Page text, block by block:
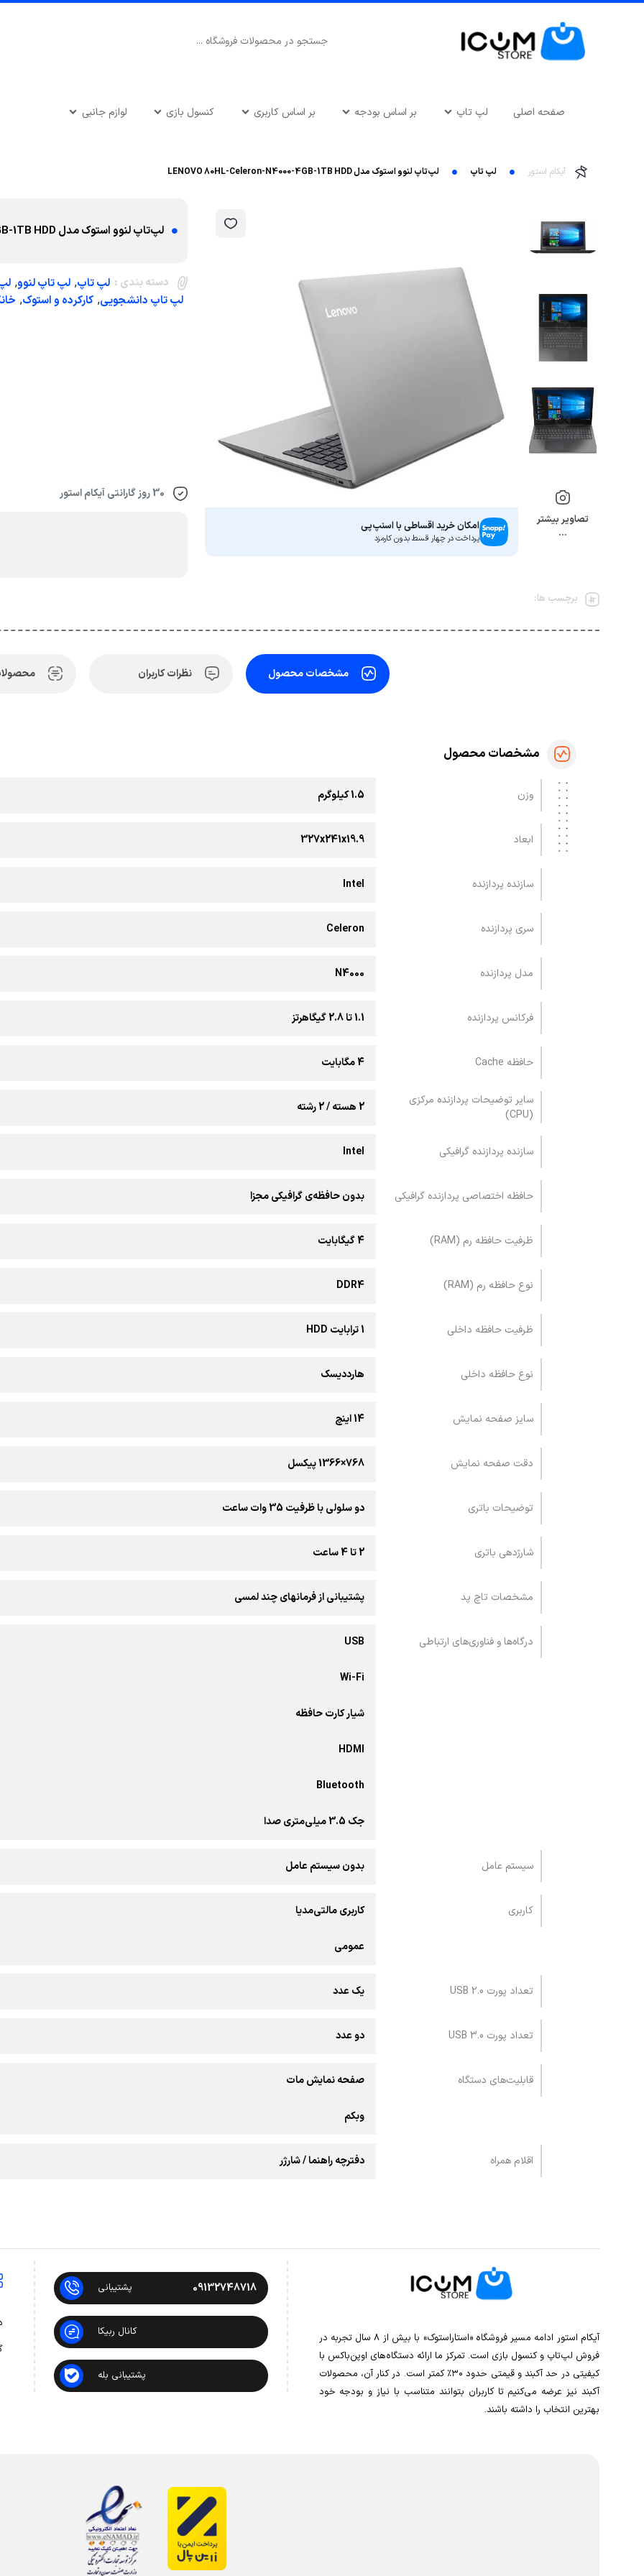
صفحه اصلی لپ تاپ بر اساس بودجه بر اساس کاربری کنسول بازی لوازم جانبی
آیکام استور لپ تاپ لپ‌تاپ لنوو استوک مدل LENOVO 80HL-Celeron-N4000-4GB-1TB HDD
تصاویر بیشتر
…
امکان خرید اقساطی با اسنپ‌پی
پرداخت در چهار قسط بدون کارمزد
لپ‌تاپ لنوو استوک مدل LENOVO 80HL-Celeron-N4000-4GB-1TB HDD
دسته بندی : لپ تاپ, لپ تاپ لنوو,
لپ تاپ دانشجویی, کارکرده و استوک,
30 روز گارانتی آیکام استور
برچسب ها:
مشخصات محصول نظرات کاربران
مشخصات محصول
وزن 1.5 کیلوگرم
ابعاد 327x241x19.9
سازنده پردازنده Intel
سری پردازنده Celeron
مدل پردازنده N4000
فرکانس پردازنده 1.1 تا 2.8 گیگاهرتز
حافظه Cache 4 مگابایت
سایر توضیحات پردازنده مرکزی
(CPU)
2 هسته / 2 رشته
سازنده پردازنده گرافیکی Intel
حافظه اختصاصی پردازنده گرافیکی بدون حافظه‌ی گرافیکی مجزا
ظرفیت حافظه رم (RAM) 4 گیگابایت
نوع حافظه رم (RAM) DDR4
ظرفیت حافظه داخلی 1 ترابایت HDD
نوع حافظه داخلی هارددیسک
سایز صفحه نمایش 14 اینچ
دقت صفحه نمایش 768×1366 پیکسل
توضیحات باتری دو سلولی با ظرفیت 35 وات ساعت
شارژدهی باتری 2 تا 4 ساعت
مشخصات تاچ پد پشتیبانی از فرمانهای چند لمسی
درگاه‌ها و فناوری‌های ارتباطی USB
Wi-Fi
شیار کارت حافظه
HDMI
Bluetooth
جک 3.5 میلی‌متری صدا
سیستم عامل بدون سیستم عامل
کاربری کاربری مالتی‌مدیا
عمومی
تعداد پورت USB 2.0 یک عدد
تعداد پورت USB 3.0 دو عدد
قابلیت‌های دستگاه صفحه نمایش مات
وبکم
اقلام همراه دفترچه راهنما / شارژر
آیکام استور ادامه مسیر فروشگاه «استاراستوک» با بیش از ۸ سال تجربه در
فروش لپ‌تاپ و کنسول بازی است. تمرکز ما ارائه دستگاه‌های اوپن‌باکس با
کیفیتی در حد آکبند و قیمتی حدود ۳۰٪ کمتر است. در کنار آن، محصولات
آکبند نیز عرضه می‌کنیم تا کاربران بتوانند متناسب با نیاز و بودجه خود
بهترین انتخاب را داشته باشند.
09132748718 پشتیبانی
کانال ربیکا
پشتیبانی بله